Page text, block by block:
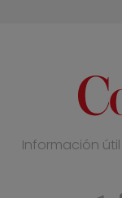
Información